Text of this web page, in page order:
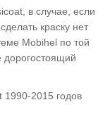
в случае, если
краску нет
Mobihel по той
1990-2015 годов